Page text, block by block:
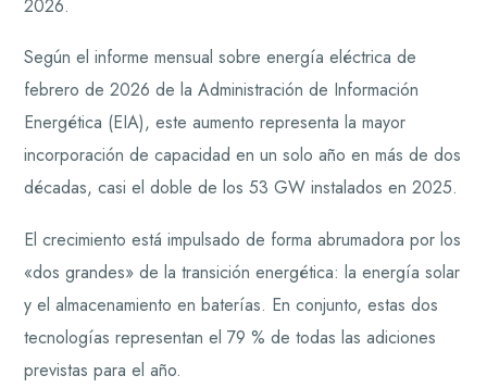
2026.
Según el informe mensual sobre energía eléctrica de
febrero de 2026 de la Administración de Información
Energética (EIA), este aumento representa la mayor
incorporación de capacidad en un solo año en más de dos
décadas, casi el doble de los 53 GW instalados en 2025.
El crecimiento está impulsado de forma abrumadora por los
«dos grandes» de la transición energética: la energía solar
y el almacenamiento en baterías. En conjunto, estas dos
tecnologías representan el 79 % de todas las adiciones
previstas para el año.